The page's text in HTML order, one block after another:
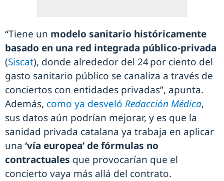
“Tiene un modelo sanitario históricamente
basado en una red integrada público-privada
(Siscat), donde alrededor del 24 por ciento del
gasto sanitario público se canaliza a través de
conciertos con entidades privadas”, apunta.
Además, como ya desveló Redacción Médica,
sus datos aún podrían mejorar, y es que la
sanidad privada catalana ya trabaja en aplicar
una ‘vía europea’ de fórmulas no
contractuales que provocarían que el
concierto vaya más allá del contrato.